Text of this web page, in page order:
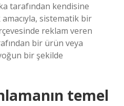
tarafından kendisine
amacıyla, sistematik bir
reklam veren
bir ürün veya
bir şekilde
temel